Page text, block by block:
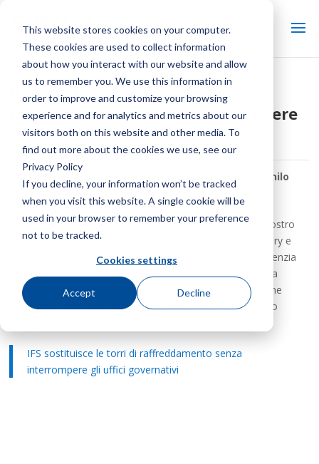
This website stores cookies on your computer.
These cookies are used to collect information
about how you interact with our website and allow
us to remember you. We use this information in
order to improve and customize your browsing
experience and for analytics and metrics about our
visitors both on this website and other media. To
find out more about the cookies we use, see our
Privacy Policy
If you decline, your information won’t be tracked
when you visit this website. A single cookie will be
used in your browser to remember your preference
not to be tracked.
Cookies settings
Accept Decline
IFS sostituisce le torri di
raffreddamento senza interrompere
gli uffici governativi
Staff tecnico di raffreddamento SPX
Mantienilo
fresco Centro notizie
La Mechanical Contractors Association ha pubblicato il nostro
case study con il rappresentante di SPX Midwest Machinery e
l'appaltatore HVAC Integrated Facilities Services, che evidenzia
un progetto pluripremiato per un edificio governativo della
contea di St. Louis rimasto operativo grazie all'installazione
efficiente in termini di tempo della torre di raffreddamento
IFS sostituisce le torri di raffreddamento senza
interrompere gli uffici governativi